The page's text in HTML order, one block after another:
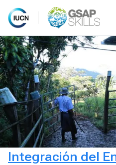
Skip
to
content
Integración del